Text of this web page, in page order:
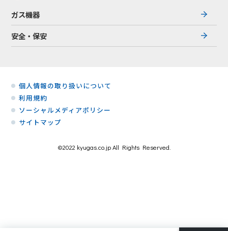
ガス機器
安全・保安
個人情報の取り扱いについて
利用規約
ソーシャルメディアポリシー
サイトマップ
©2022 kyugas.co.jp All Rights Reserved.